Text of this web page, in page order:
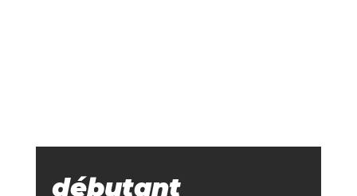
débutant